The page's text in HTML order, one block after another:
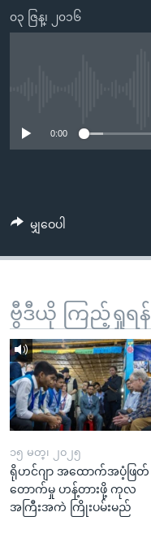
ကျော်
ကြည့်
ရှာဖွေ
နေရာ
သို့
ကျော်
ရန်
အမေရိကန်သုံးအီဒီယံ
အပတ်စဉ်ကဏ္ဍများ
၀၃ ဇြန္၊ ၂၀၁၆
0:00
မျှဝေပါ
ဗွီဒီယို ကြည့်ရှုရန်
၁၅ မတ္၊ ၂၀၂၅
ရိုဟင်ဂျာ အထောက်အပံ့ဖြတ်
တောက်မှု ဟန့်တားဖို့ ကုလ
အကြီးအကဲ ကြိုးပမ်းမည်